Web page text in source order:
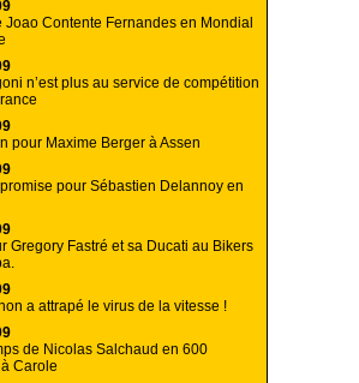
Joao Contente Fernandes en Mondial
n’est plus au service de compétition
pour Maxime Berger à Assen
pour Sébastien Delannoy en
Gregory Fastré et sa Ducati au Bikers
a attrapé le virus de la vitesse !
de Nicolas Salchaud en 600
Carole